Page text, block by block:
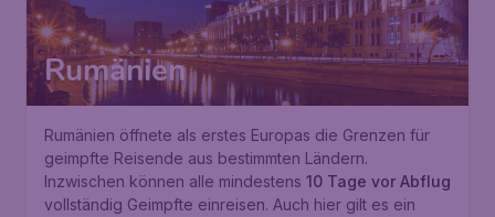
Rumänien
Rumänien öffnete als erstes Europas die Grenzen für
geimpfte Reisende aus bestimmten Ländern.
Inzwischen können alle mindestens 10 Tage vor Abflug
vollständig Geimpfte einreisen. Auch hier gilt es ein